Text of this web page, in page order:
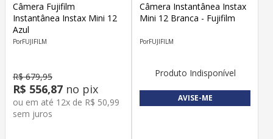
Câmera Fujifilm
Instantânea Instax Mini 12
Azul
FUJIFILM
R$ 679,95
R$ 556,87 no pix
ou em até 12x de R$ 50,99
sem juros
Câmera Instantânea Instax
Mini 12 Branca - Fujifilm
FUJIFILM
Produto Indisponível
AVISE-ME